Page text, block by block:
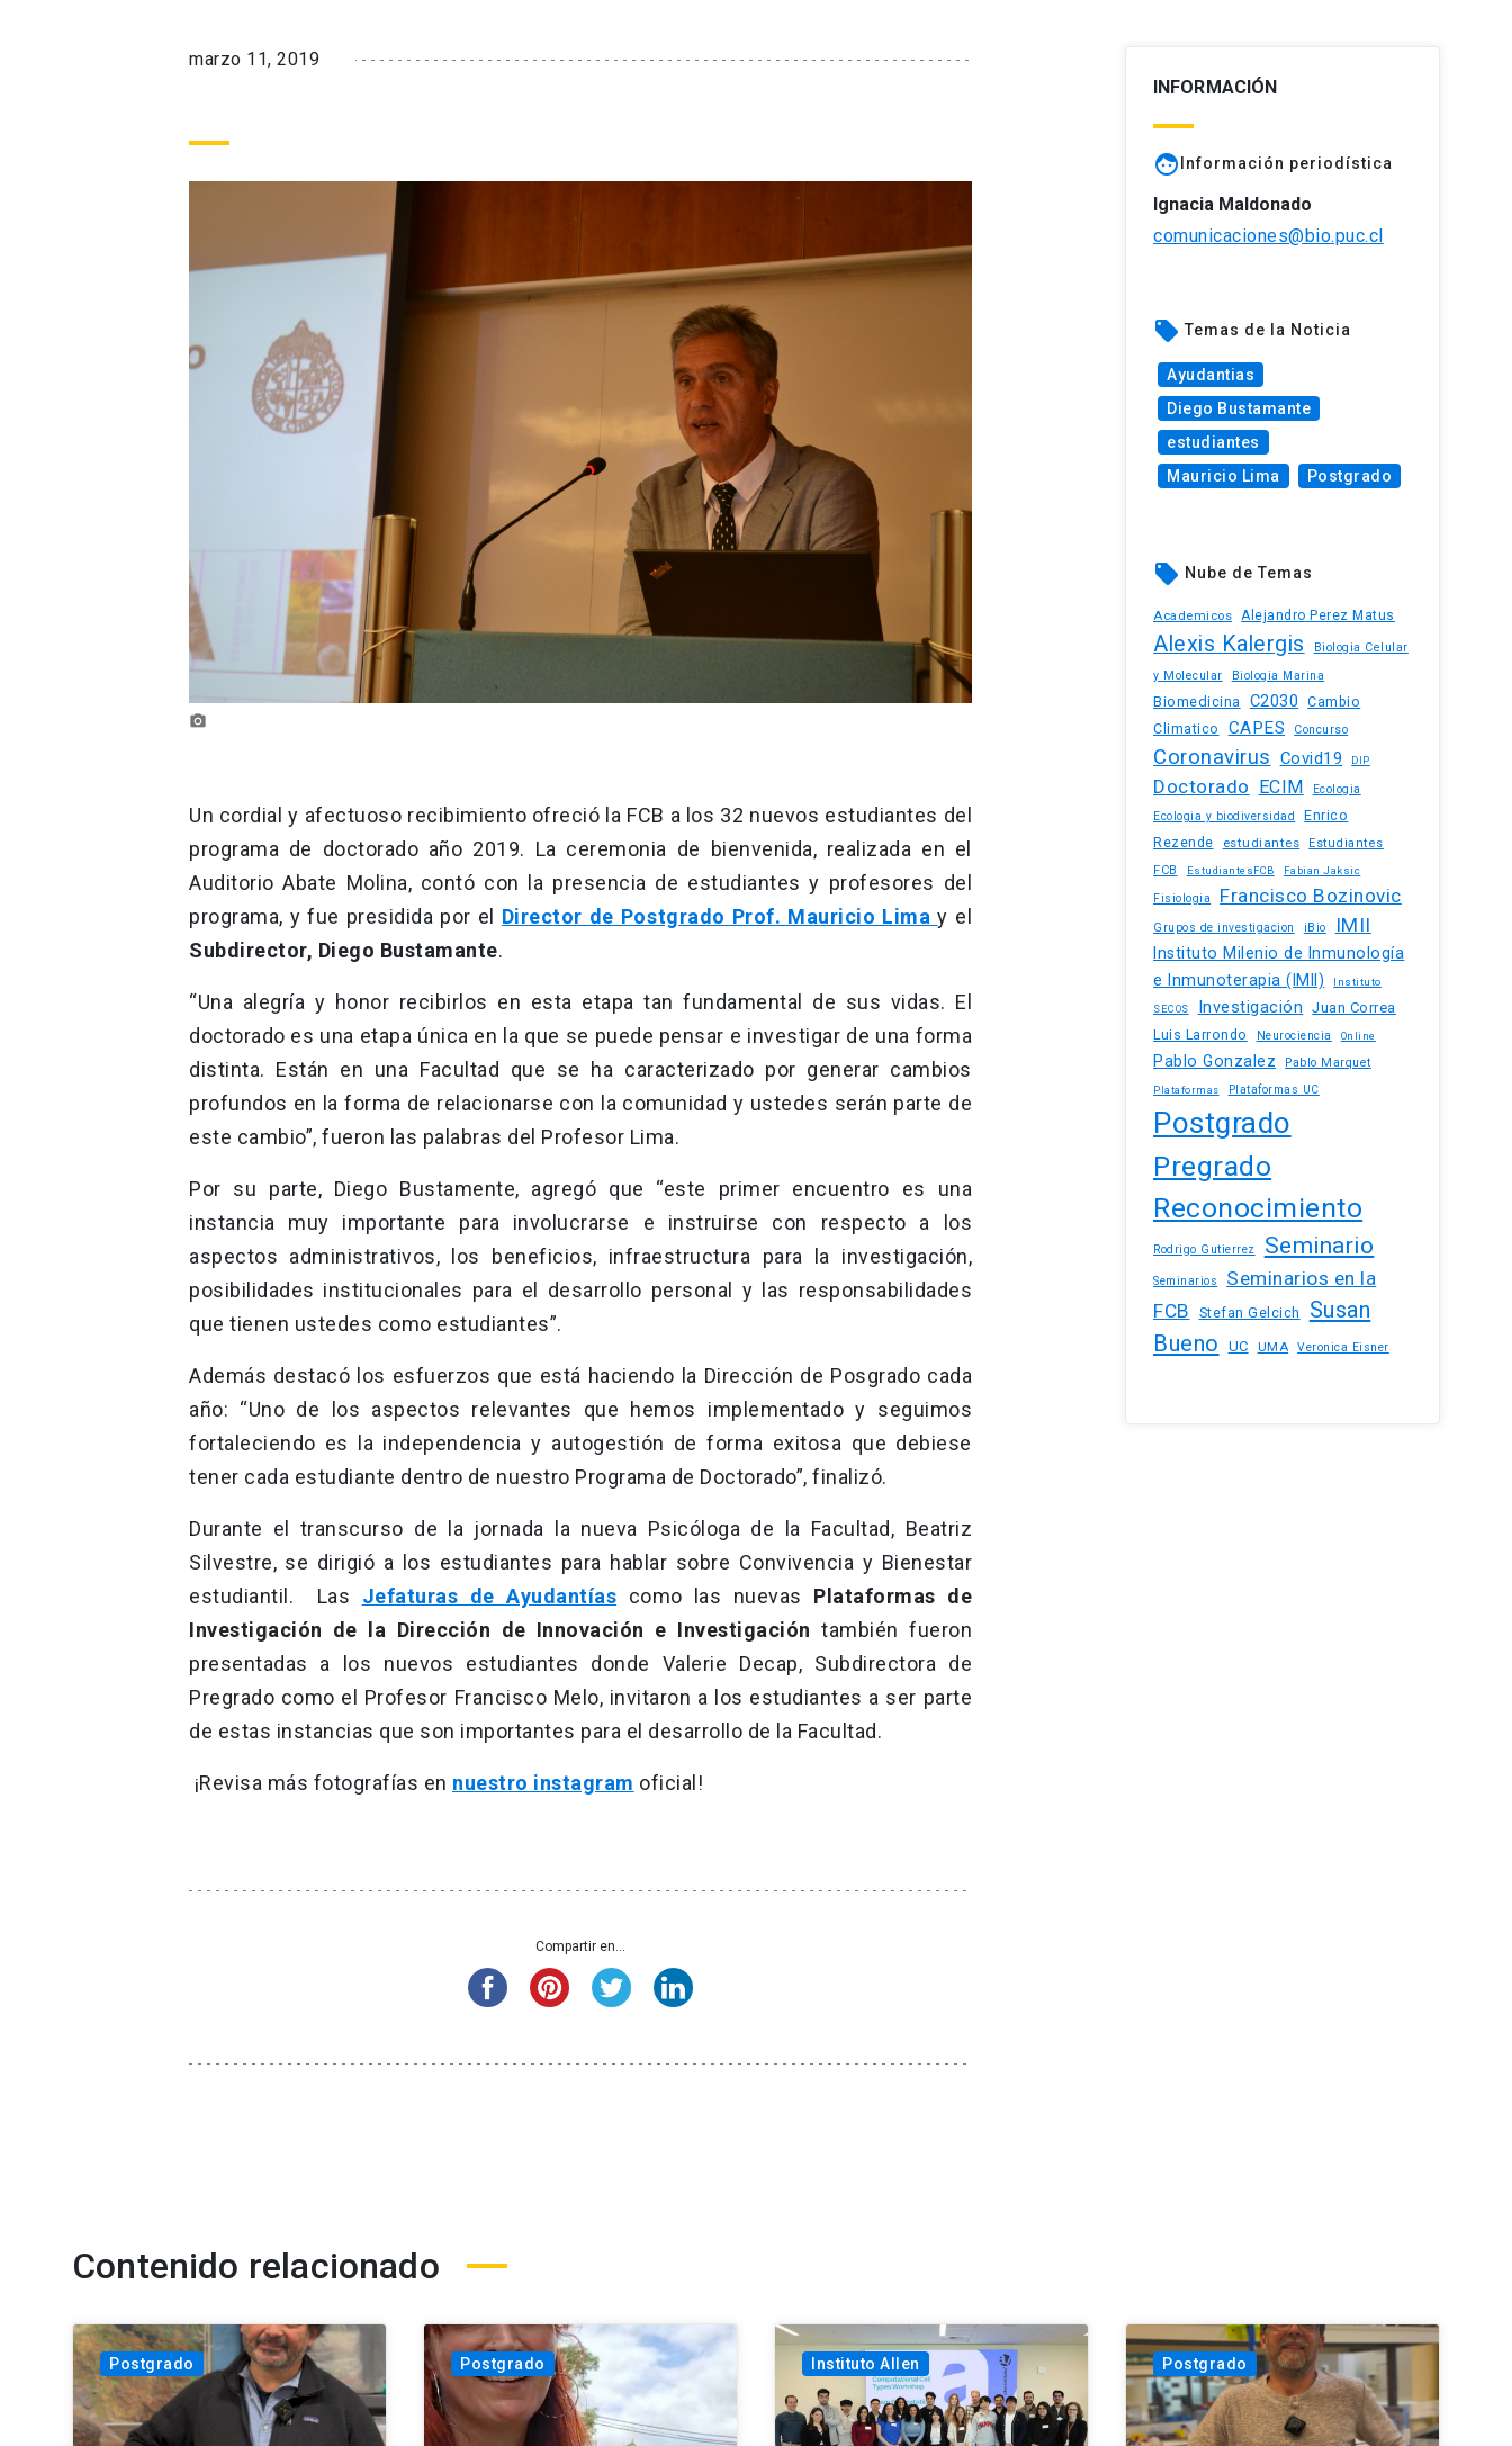
marzo 11, 2019
photo_camera
Un cordial y afectuoso recibimiento ofreció la FCB a los 32 nuevos estudiantes del
programa de doctorado año 2019. La ceremonia de bienvenida, realizada en el
Auditorio Abate Molina, contó con la presencia de estudiantes y profesores del
programa, y fue presidida por el Director de Postgrado Prof. Mauricio Lima y el
Subdirector, Diego Bustamante.
“Una alegría y honor recibirlos en esta etapa tan fundamental de sus vidas. El
doctorado es una etapa única en la que se puede pensar e investigar de una forma
distinta. Están en una Facultad que se ha caracterizado por generar cambios
profundos en la forma de relacionarse con la comunidad y ustedes serán parte de
este cambio”, fueron las palabras del Profesor Lima.
Por su parte, Diego Bustamente, agregó que “este primer encuentro es una
instancia muy importante para involucrarse e instruirse con respecto a los
aspectos administrativos, los beneficios, infraestructura para la investigación,
posibilidades institucionales para el desarrollo personal y las responsabilidades
que tienen ustedes como estudiantes”.
Además destacó los esfuerzos que está haciendo la Dirección de Posgrado cada
año: “Uno de los aspectos relevantes que hemos implementado y seguimos
fortaleciendo es la independencia y autogestión de forma exitosa que debiese
tener cada estudiante dentro de nuestro Programa de Doctorado”, finalizó.
Durante el transcurso de la jornada la nueva Psicóloga de la Facultad, Beatriz
Silvestre, se dirigió a los estudiantes para hablar sobre Convivencia y Bienestar
estudiantil. Las Jefaturas de Ayudantías como las nuevas Plataformas de
Investigación de la Dirección de Innovación e Investigación también fueron
presentadas a los nuevos estudiantes donde Valerie Decap, Subdirectora de
Pregrado como el Profesor Francisco Melo, invitaron a los estudiantes a ser parte
de estas instancias que son importantes para el desarrollo de la Facultad.
¡Revisa más fotografías en nuestro instagram oficial!
Compartir en...
INFORMACIÓN
face Información periodística
Ignacia Maldonado
comunicaciones@bio.puc.cl
local_offer Temas de la Noticia
Ayudantias
Diego Bustamante
estudiantes
Mauricio Lima
Postgrado
local_offer Nube de Temas
Academicos Alejandro Perez Matus
Alexis Kalergis
Biologia Celular
y Molecular
Biologia Marina
Biomedicina C2030
Cambio
Climatico
CAPES Concurso
Coronavirus Covid19 DIP
Doctorado ECIM Ecologia
Ecologia y biodiversidad
Enrico
Rezende
estudiantes
Estudiantes
FCB
EstudiantesFCB Fabian Jaksic
Fisiologia Francisco Bozinovic
Grupos de investigacion iBio IMII
Instituto Milenio de Inmunología
e Inmunoterapia (IMII)
Instituto
SECOS Investigación
Juan Correa
Luis Larrondo
Neurociencia Online
Pablo Gonzalez Pablo Marquet
Plataformas Plataformas UC
Postgrado
Pregrado
Reconocimiento
Rodrigo Gutierrez Seminario
Seminarios
Seminarios en la
FCB
Stefan Gelcich
Susan
Bueno
UC UMA Veronica Eisner
Contenido relacionado
Postgrado Postgrado Instituto Allen Postgrado